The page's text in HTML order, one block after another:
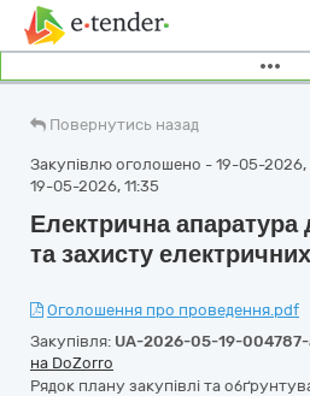
Повернутись назад
Закупівлю оголошено - 19-05-2026,
19-05-2026, 11:35
Електрична
та захисту
Оголошення про проведення.pdf
Закупівля: UA-2026-05-19-
на DoZorro
Рядок плану закупівлі та